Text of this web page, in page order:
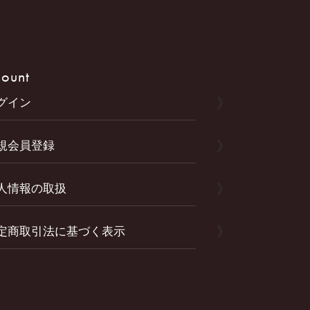
イン
会員登録
情報の取扱
商取引法に基づく表示